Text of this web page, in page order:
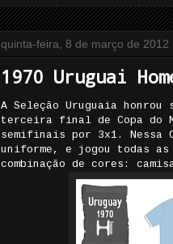
quinta-feira, 8 de março de 2012
1970 Uruguai
A Seleção Uruguaia
terceira final de Copa do
semifinais por 3x1. Nessa
uniforme, e jogou todas as
combinação de cores: